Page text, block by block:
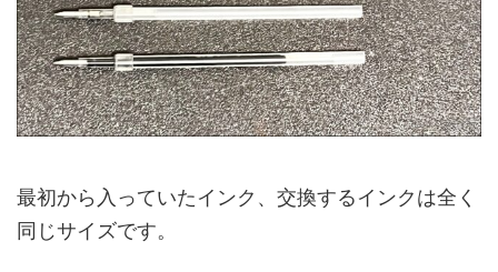
最初から入っていたインク、交換するインクは全く
同じサイズです。